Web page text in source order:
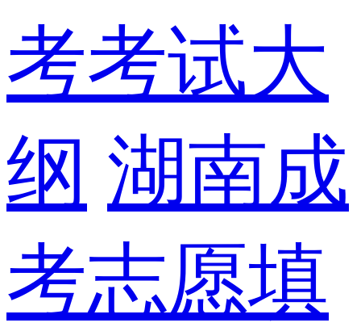
考考试大
纲 湖南成
考志愿填